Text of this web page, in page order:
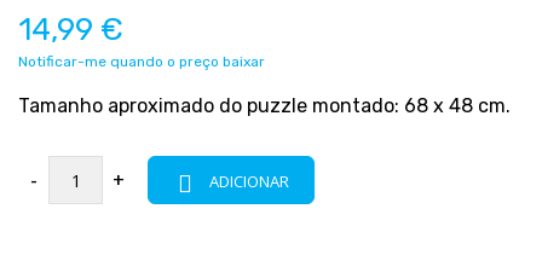
14,99 €
Notificar-me quando o preço baixar
Tamanho aproximado do puzzle montado: 68 x 48 cm.
- + ADICIONAR